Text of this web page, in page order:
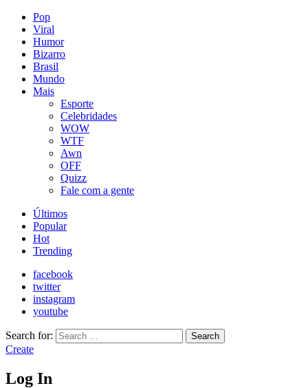
Pop
Viral
Humor
Bizarro
Brasil
Mundo
Mais
Esporte
Celebridades
WOW
WTF
Awn
OFF
Quizz
Fale com a gente
Últimos
Popular
Hot
Trending
facebook
twitter
instagram
youtube
Search for: Search
Create
Log In